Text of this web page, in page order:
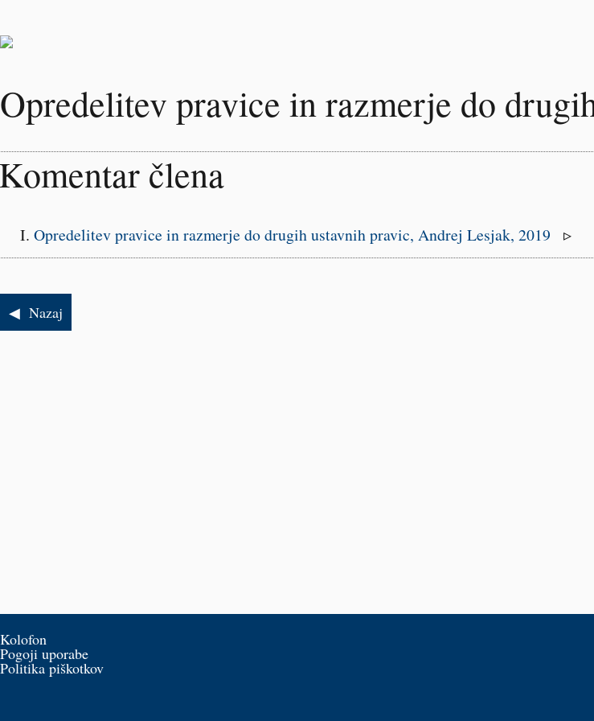
Opredelitev pravice in razmerje do
člena
Opredelitev pravice in razmerje do drugih ustavnih pravic, Andrej Lesjak, 2019
Nazaj
Kolofon
Pogoji uporabe
Politika piškotkov